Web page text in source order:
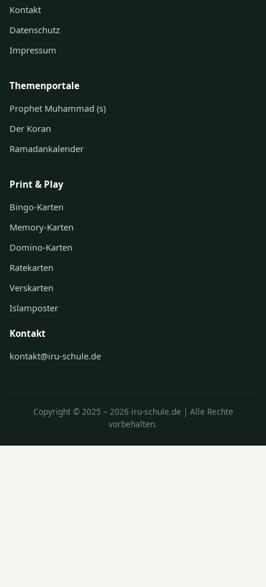
Kontakt
Datenschutz
Impressum
Themenportale
Prophet Muhammad (s)
Der Koran
Ramadankalender
Print & Play
Bingo-Karten
Memory-Karten
Domino-Karten
Ratekarten
Verskarten
Islamposter
Kontakt
kontakt@iru-schule.de
Copyright © 2025 – 2026 iru-schule.de | Alle Rechte
vorbehalten.